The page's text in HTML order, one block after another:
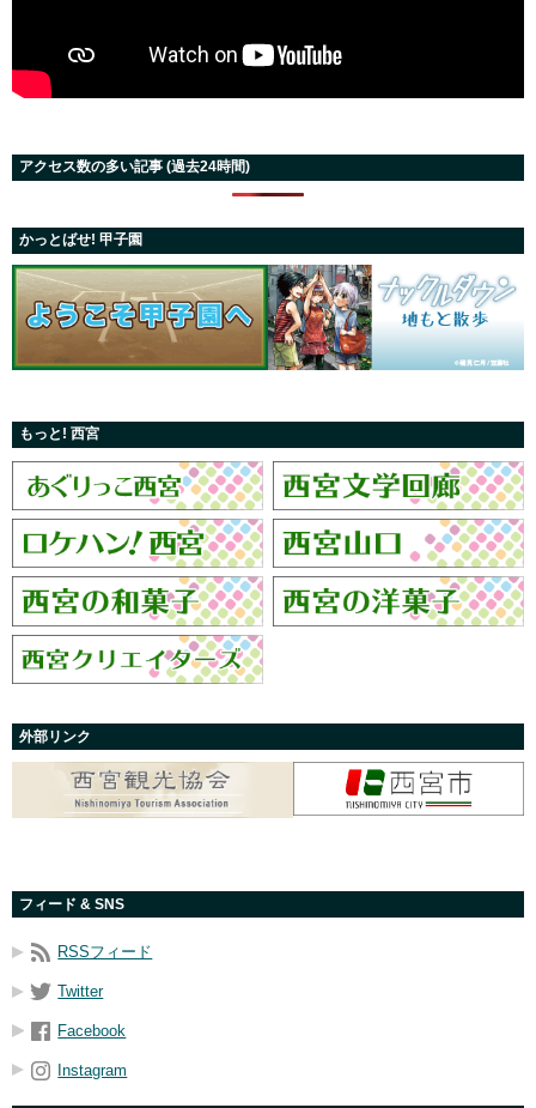
アクセス数の多い記事 (過去24時間)
かっとばせ! 甲子園
もっと! 西宮
外部リンク
フィード & SNS
RSSフィード
Twitter
Facebook
Instagram